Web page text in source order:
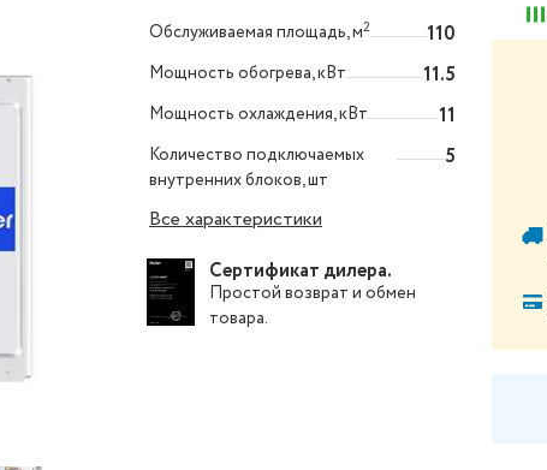
Обслуживаемая площадь, м2 110
Мощность обогрева, кВт 11.5
Мощность охлаждения, кВт 11
Количество подключаемых
внутренних блоков, шт
5
Все характеристики
Сертификат дилера.
Простой возврат и обмен
товара.